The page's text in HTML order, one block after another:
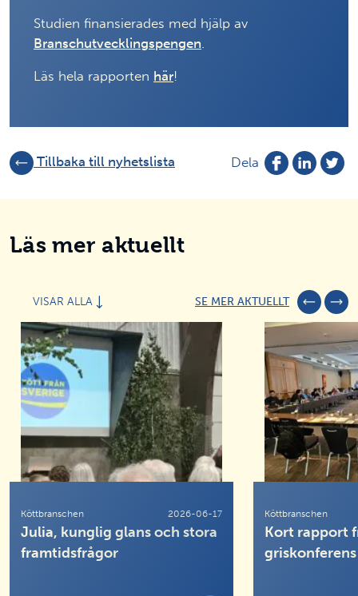
Studien finansierades med hjälp av
Branschutvecklingspengen
Läs hela rapporten här!
Tillbaka till nyhetslista Dela
Läs mer aktuellt
VISAR ALLA SE MER AKTUELLT
Köttbranschen 2026-06-17
Julia, kunglig glans och stora
framtidsfrågor
Köttbranschen
Kort rapport